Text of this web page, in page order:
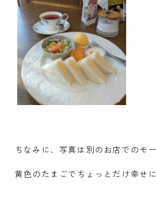
ちなみに、写真は別のお店でのモ
黄色のたまごでちょっとだけ幸せ